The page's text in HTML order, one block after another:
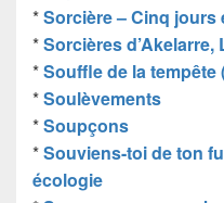
*Sorcière – Cinq jours
*Sorcières d’Akelarre,
*Souffle de la tempête
*Soulèvements
*Soupçons
*Souviens-toi de ton
écologie